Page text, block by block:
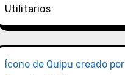
Utilitarios
Ícono de Quipu creado por